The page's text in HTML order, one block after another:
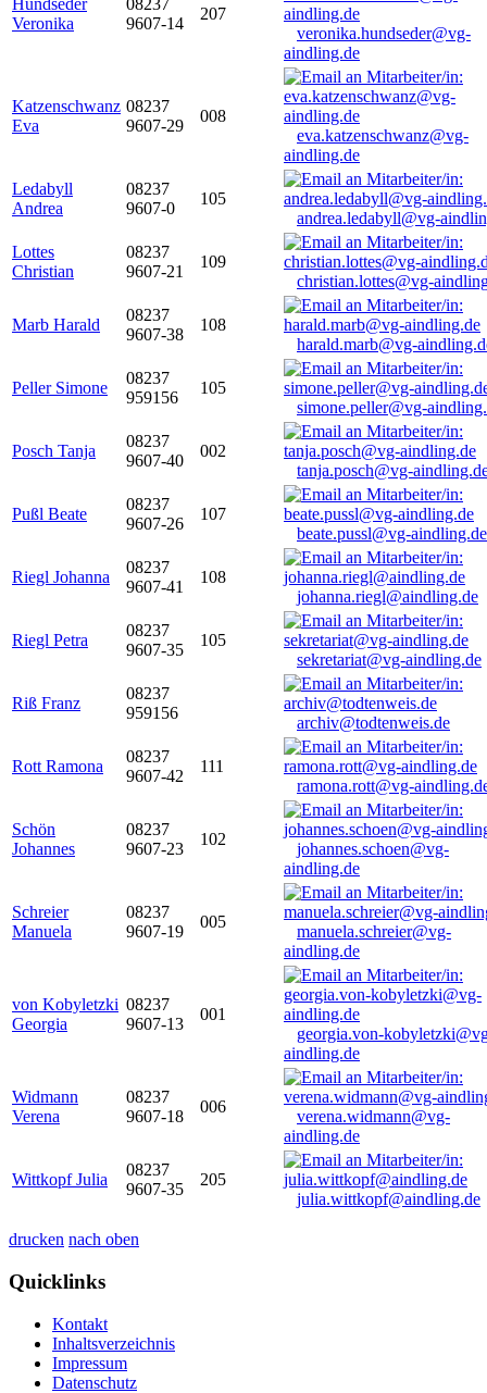
Hundseder
Veronika
08237
9607-14
207
veronika.hundseder@vg-
aindling.de
Katzenschwanz
Eva
08237
9607-29
008
eva.katzenschwanz@vg-
aindling.de
Ledabyll
Andrea
08237
9607-0
105
andrea.ledabyll@vg-
Lottes
Christian
08237
9607-21
109
christian.lottes@vg-
Marb Harald
08237
9607-38
108
harald.marb@vg-
Peller Simone
08237
959156
105
simone.peller@vg-
Posch Tanja
08237
9607-40
002
tanja.posch@vg-
Pußl Beate
08237
9607-26
107
beate.pussl@vg-aindling.de
Riegl Johanna
08237
9607-41
108
johanna.riegl@aindling.de
Riegl Petra
08237
9607-35
105
sekretariat@vg-aindling.de
Riß Franz
08237
959156
archiv@todtenweis.de
Rott Ramona
08237
9607-42
111
ramona.rott@vg-
Schön
Johannes
08237
9607-23
102
johannes.schoen@vg-
aindling.de
Schreier
Manuela
08237
9607-19
005
manuela.schreier@vg-
aindling.de
von Kobyletzki
Georgia
08237
9607-13
001
georgia.von-
aindling.de
Widmann
Verena
08237
9607-18
006
verena.widmann@vg-
aindling.de
Wittkopf Julia
08237
9607-35
205
julia.wittkopf@aindling.de
drucken nach oben
Quicklinks
Kontakt
Inhaltsverzeichnis
Impressum
Datenschutz